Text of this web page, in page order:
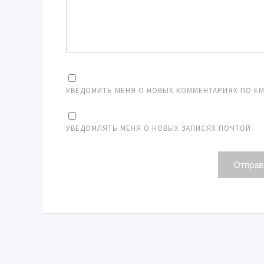
УВЕДОМИТЬ МЕНЯ О НОВЫХ КОММЕНТАРИЯХ ПО
УВЕДОМЛЯТЬ МЕНЯ О НОВЫХ ЗАПИСЯХ ПОЧТОЙ.